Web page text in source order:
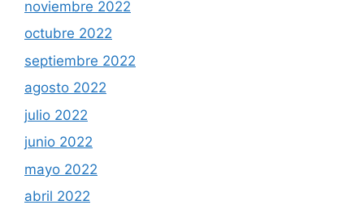
noviembre 2022
octubre 2022
septiembre 2022
agosto 2022
julio 2022
junio 2022
mayo 2022
abril 2022